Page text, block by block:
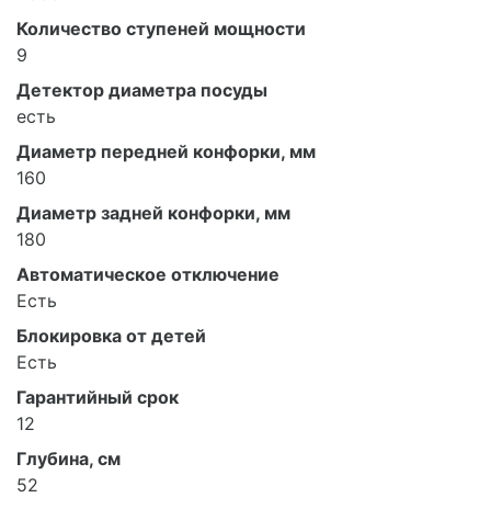
Количество ступеней мощности
9
Детектор диаметра посуды
есть
Диаметр передней конфорки, мм
160
Диаметр задней конфорки, мм
180
Автоматическое отключение
Есть
Блокировка от детей
Есть
Гарантийный срок
12
Глубина, см
52